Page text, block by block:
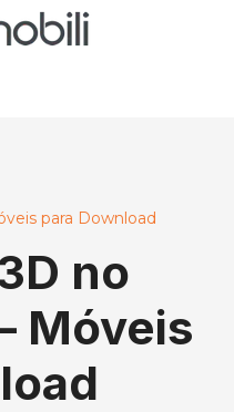
para Download
no
Móveis